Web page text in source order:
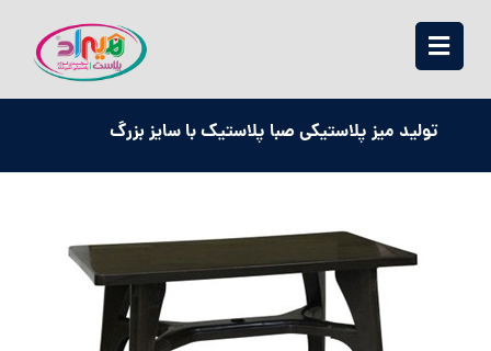
تولید میز پلاستیکی صبا پلاستیک با سایز بزرگ